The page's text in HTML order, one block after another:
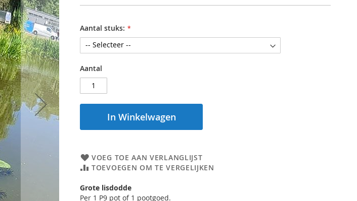
Aantal stuks:
Aantal
In Winkelwagen
VOEG TOE AAN VERLANGLIJST
TOEVOEGEN OM TE VERGELIJKEN
Grote lisdodde
Per 1 P9 pot of 1 pootgoed.